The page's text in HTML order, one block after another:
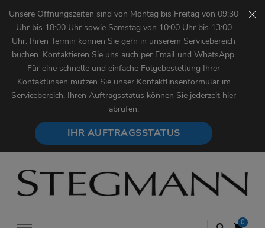
Unsere Öffnungszeiten sind von Montag bis Freitag von 09:30
Uhr bis 18:00 Uhr sowie Samstag von 10:00 Uhr bis 13:00
Uhr. Ihren Termin können Sie gern in unserem Servicebereich
buchen. Kontaktieren Sie uns auch per Email und WhatsApp.
Für eine schnelle und einfache Folgebestellung Ihrer
Kontaktlinsen mutzen Sie unser Kontaktlinsenformular im
Servicebereich. Ihren Auftragsstatus können Sie jederzeit hier
abrufen:
IHR AUFTRAGSSTATUS
0